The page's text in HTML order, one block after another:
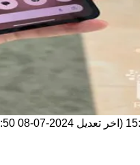
(اخر تعديل 2024-07-08 15:15:50